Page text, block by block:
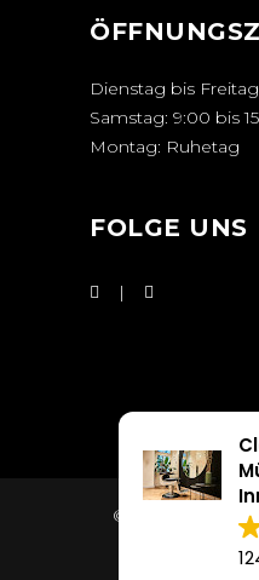
Dienstag bis
Samstag: 9:00 bis
Montag: Ruhetag
FOLGE UNS
© Copyright
Impressum